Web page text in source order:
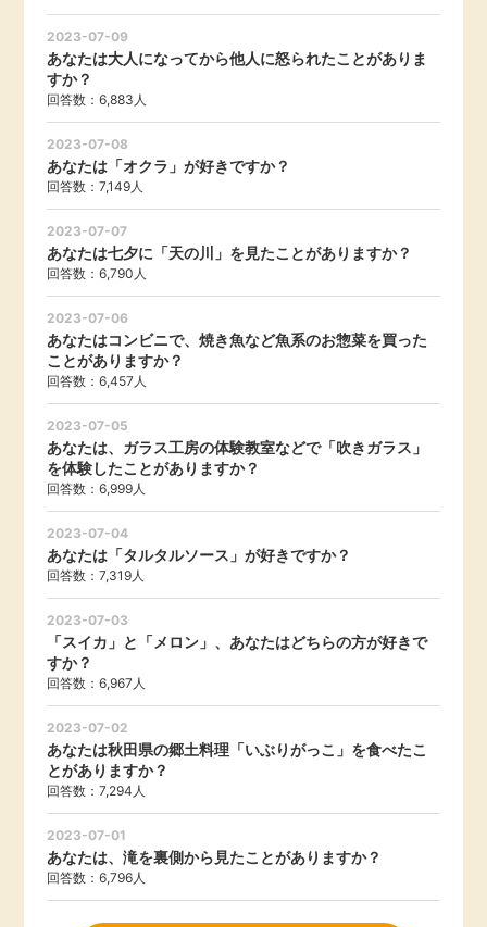
2023-07-09
あなたは大人になってから他人に怒られたことがありま
すか？
回答数：6,883人
2023-07-08
あなたは「オクラ」が好きですか？
回答数：7,149人
2023-07-07
あなたは七夕に「天の川」を見たことがありますか？
回答数：6,790人
2023-07-06
あなたはコンビニで、焼き魚など魚系のお惣菜を買った
ことがありますか？
回答数：6,457人
2023-07-05
あなたは、ガラス工房の体験教室などで「吹きガラス」
を体験したことがありますか？
回答数：6,999人
2023-07-04
あなたは「タルタルソース」が好きですか？
回答数：7,319人
2023-07-03
「スイカ」と「メロン」、あなたはどちらの方が好きで
すか？
回答数：6,967人
2023-07-02
あなたは秋田県の郷土料理「いぶりがっこ」を食べたこ
とがありますか？
回答数：7,294人
2023-07-01
あなたは、滝を裏側から見たことがありますか？
回答数：6,796人